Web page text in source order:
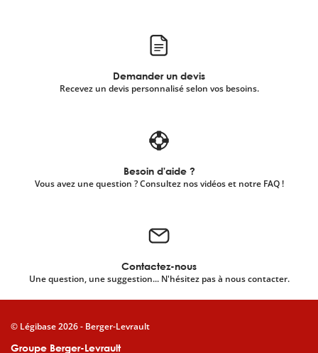
Demander un devis
Recevez un devis personnalisé selon vos besoins.
Besoin d'aide ?
Vous avez une question ? Consultez nos vidéos et notre FAQ !
Contactez-nous
Une question, une suggestion... N'hésitez pas à nous contacter.
Groupe Berger-Levrault
© Légibase 2026 - Berger-Levrault